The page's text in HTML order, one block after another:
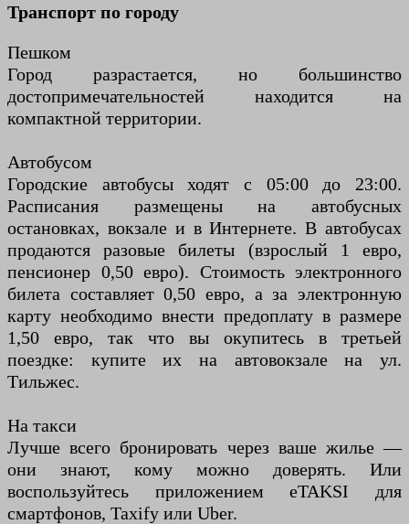
Транспорт по городу
Пешком
Город разрастается, но большинство
достопримечательностей находится на
компактной территории.
Автобусом
Городские автобусы ходят с 05:00 до 23:00.
Расписания размещены на автобусных
остановках, вокзале и в Интернете. В автобусах
продаются разовые билеты (взрослый 1 евро,
пенсионер 0,50 евро). Стоимость электронного
билета составляет 0,50 евро, а за электронную
карту необходимо внести предоплату в размере
1,50 евро, так что вы окупитесь в третьей
поездке: купите их на автовокзале на ул.
Тильжес.
На такси
Лучше всего бронировать через ваше жилье —
они знают, кому можно доверять. Или
воспользуйтесь приложением eTAKSI для
смартфонов, Taxify или Uber.